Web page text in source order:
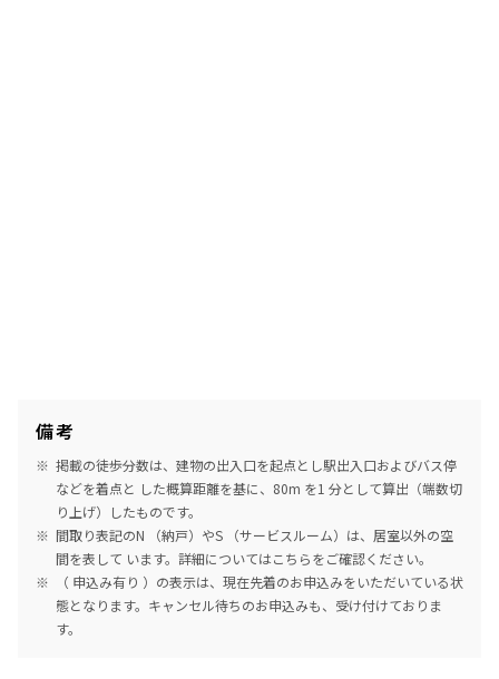
備考
掲載の徒歩分数は、建物の出入口を起点とし駅出入口およびバス停
などを着点と した概算距離を基に、80m を1 分として算出（端数切
り上げ）したものです。
間取り表記のN （納戸）やS （サービスルーム）は、居室以外の空
間を表して います。詳細についてはこちらをご確認ください。
（ 申込み有り ）の表示は、現在先着のお申込みをいただいている状
態となります。キャンセル待ちのお申込みも、受け付けておりま
す。